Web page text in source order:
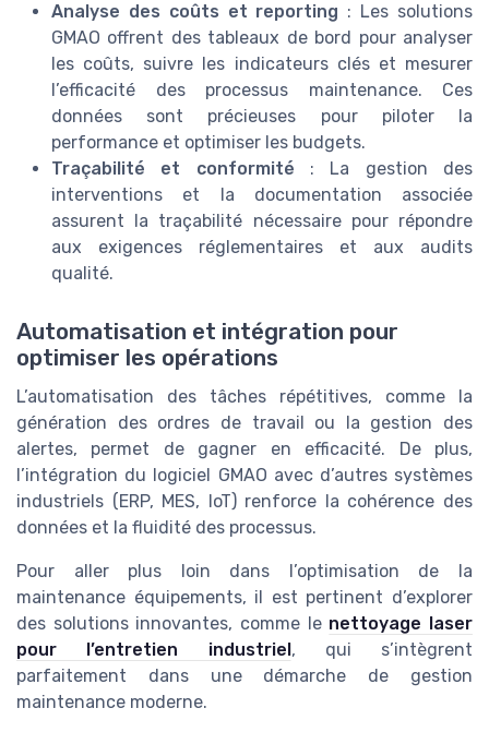
Analyse des coûts et reporting : Les solutions
GMAO offrent des tableaux de bord pour analyser
les coûts, suivre les indicateurs clés et mesurer
l’efficacité des processus maintenance. Ces
données sont précieuses pour piloter la
performance et optimiser les budgets.
Traçabilité et conformité : La gestion des
interventions et la documentation associée
assurent la traçabilité nécessaire pour répondre
aux exigences réglementaires et aux audits
qualité.
Automatisation et intégration pour
optimiser les opérations
L’automatisation des tâches répétitives, comme la
génération des ordres de travail ou la gestion des
alertes, permet de gagner en efficacité. De plus,
l’intégration du logiciel GMAO avec d’autres systèmes
industriels (ERP, MES, IoT) renforce la cohérence des
données et la fluidité des processus.
Pour aller plus loin dans l’optimisation de la
maintenance équipements, il est pertinent d’explorer
des solutions innovantes, comme le nettoyage laser
pour l’entretien industriel , qui s’intègrent
parfaitement dans une démarche de gestion
maintenance moderne.